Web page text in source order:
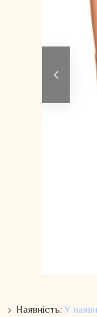
Наявність:У